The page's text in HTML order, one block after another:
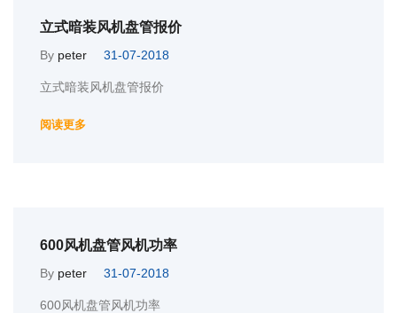
立式暗装风机盘管报价
By peter 31-07-2018
立式暗装风机盘管报价
阅读更多
600风机盘管风机功率
By peter 31-07-2018
600风机盘管风机功率